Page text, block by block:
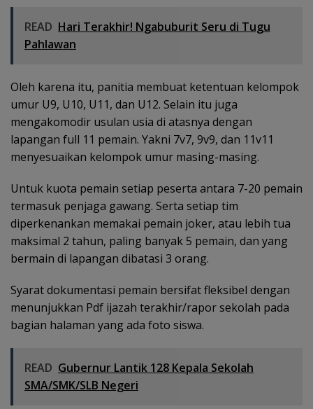
READ Hari Terakhir! Ngabuburit Seru di Tugu
Pahlawan
Oleh karena itu, panitia membuat ketentuan kelompok
umur U9, U10, U11, dan U12. Selain itu juga
mengakomodir usulan usia di atasnya dengan
lapangan full 11 pemain. Yakni 7v7, 9v9, dan 11v11
menyesuaikan kelompok umur masing-masing.
Untuk kuota pemain setiap peserta antara 7-20 pemain
termasuk penjaga gawang. Serta setiap tim
diperkenankan memakai pemain joker, atau lebih tua
maksimal 2 tahun, paling banyak 5 pemain, dan yang
bermain di lapangan dibatasi 3 orang.
Syarat dokumentasi pemain bersifat fleksibel dengan
menunjukkan Pdf ijazah terakhir/rapor sekolah pada
bagian halaman yang ada foto siswa.
READ Gubernur Lantik 128 Kepala Sekolah
SMA/SMK/SLB Negeri